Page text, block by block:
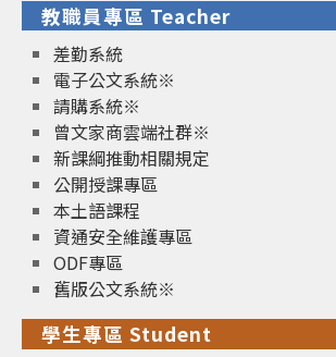
教職員專區 Teacher
差勤系統
電子公文系統※
請購系統※
曾文家商雲端社群※
新課綱推動相關規定
公開授課專區
本土語課程
資通安全維護專區
ODF專區
舊版公文系統※
學生專區 Student